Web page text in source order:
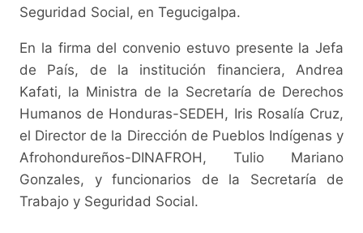
Seguridad Social, en Tegucigalpa.
En la firma del convenio estuvo presente la Jefa
de País, de la institución financiera, Andrea
Kafati, la Ministra de la Secretaría de Derechos
Humanos de Honduras-SEDEH, Iris Rosalía Cruz,
el Director de la Dirección de Pueblos Indígenas y
Afrohondureños-DINAFROH, Tulio Mariano
Gonzales, y funcionarios de la Secretaría de
Trabajo y Seguridad Social.